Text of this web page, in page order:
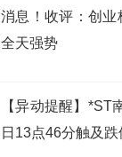
消息！收评：创业
全天强势
【异动提醒】*ST
日13点46分触及